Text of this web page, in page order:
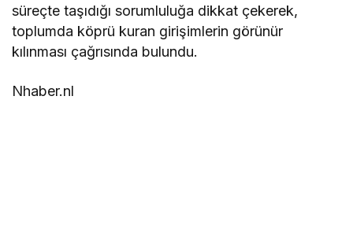
süreçte taşıdığı sorumluluğa dikkat çekerek,
toplumda köprü kuran girişimlerin görünür
kılınması çağrısında bulundu.
Nhaber.nl